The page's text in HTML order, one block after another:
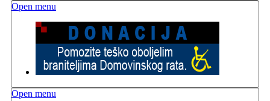
Open menu
Open menu